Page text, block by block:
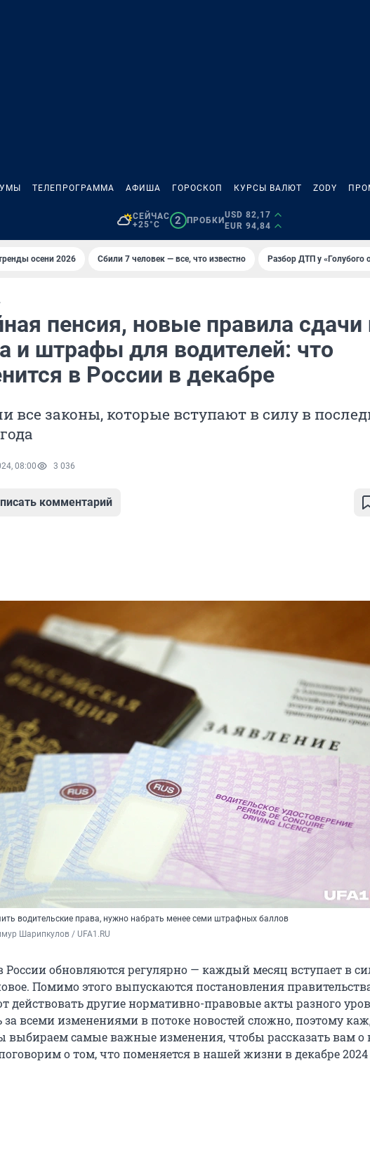
ТЕЛЕПРОГРАММА АФИША ГОРОСКОП КУРСЫ ВАЛЮТ ZODY
СЕЙЧАС
+25°C
2 ПРОБКИ
USD 82,17
EUR 94,84
осени 2026 Сбили 7 человек — все, что известно Разбор ДТП у «Голубого
пенсия, новые правила сдачи
и штрафы для водителей: что
в России в декабре
все законы, которые вступают в силу в
08:00 3 036
комментарий
водительские права, нужно набрать менее семи штрафных баллов
Шарипкулов / UFA1.RU
России обновляются регулярно — каждый месяц вступает в
Помимо этого выпускаются постановления
действовать другие нормативно-правовые акты разного
за всеми изменениями в потоке новостей сложно, поэтому
выбираем самые важные изменения, чтобы рассказать вам о
о том, что поменяется в нашей жизни в декабре 2024